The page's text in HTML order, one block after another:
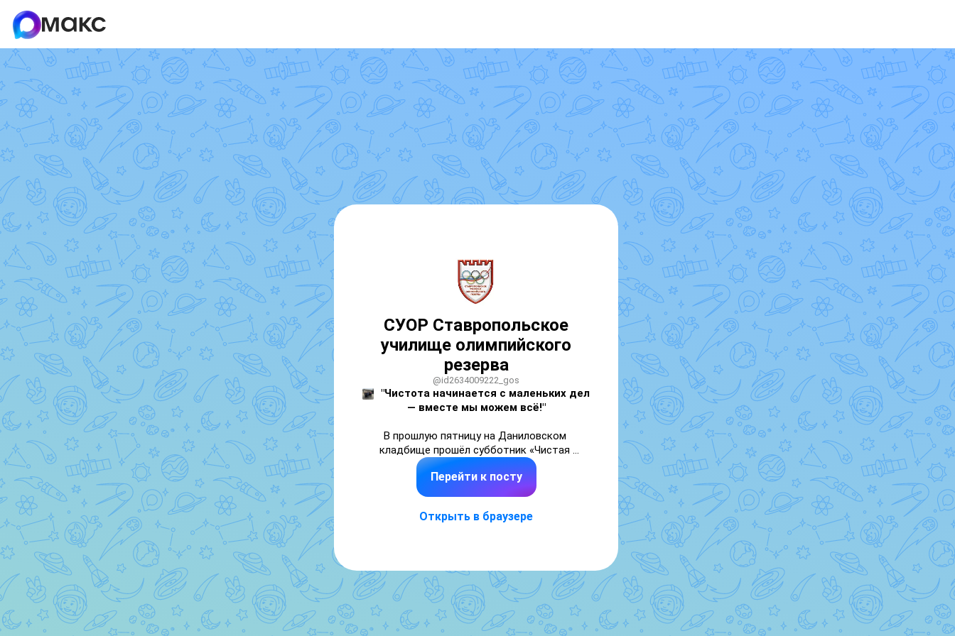
СУОР Ставропольское
училище олимпийского
резерва
@id2634009222_gos
"Чистота начинается с маленьких дел
— вместе мы можем всё!"
В прошлую пятницу на Даниловском
кладбище прошёл субботник «Чистая
Память» в рамках акции «Мы за чистоту».
Люди собирались, чтобы привести в
порядок военные захоронения.
Особое признание и благодарность нашим
прямое выражение благодарности тем, кто
ценой собственной жизни защитил наше
будущее. Это знак того, что подвиг не
забыт, а память жива.
Перейти к посту
Открыть в браузере